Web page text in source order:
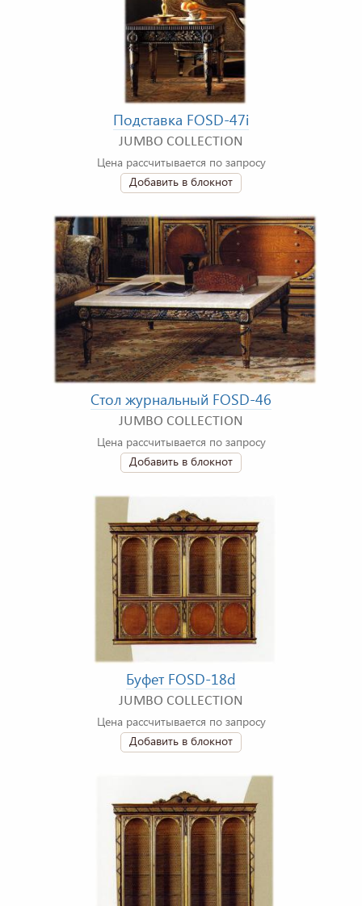
Подставка FOSD-47i
JUMBO COLLECTION
Цена рассчитывается по запросу
Добавить в блокнот
Стол журнальный FOSD-46
JUMBO COLLECTION
Цена рассчитывается по запросу
Добавить в блокнот
Буфет FOSD-18d
JUMBO COLLECTION
Цена рассчитывается по запросу
Добавить в блокнот